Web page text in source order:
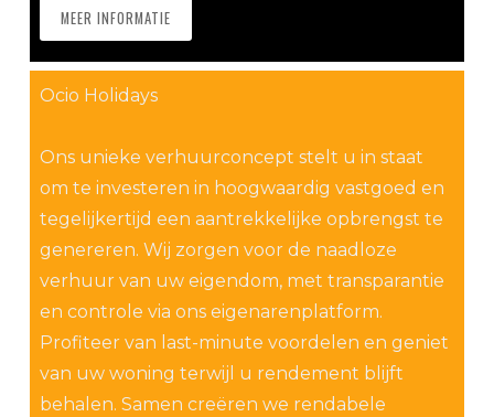
MEER INFORMATIE
Ocio Holidays
Ons unieke verhuurconcept stelt u in staat
om te investeren in hoogwaardig vastgoed en
tegelijkertijd een aantrekkelijke opbrengst te
genereren. Wij zorgen voor de naadloze
verhuur van uw eigendom, met transparantie
en controle via ons eigenarenplatform.
Profiteer van last-minute voordelen en geniet
van uw woning terwijl u rendement blijft
behalen. Samen creëren we rendabele